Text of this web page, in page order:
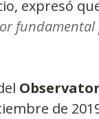
expresó
de